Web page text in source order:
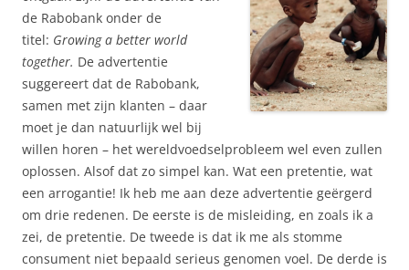
de Rabobank onder de
titel: Growing a better world
together. De advertentie
suggereert dat de Rabobank,
samen met zijn klanten – daar
moet je dan natuurlijk wel bij
willen horen – het wereldvoedselprobleem wel even zullen
oplossen. Alsof dat zo simpel kan. Wat een pretentie, wat
een arrogantie! Ik heb me aan deze advertentie geërgerd
om drie redenen. De eerste is de misleiding, en zoals ik a
zei, de pretentie. De tweede is dat ik me als stomme
consument niet bepaald serieus genomen voel. De derde is